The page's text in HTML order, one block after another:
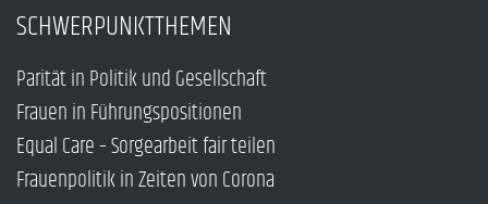
SCHWERPUNKTTHEMEN
Parität in Politik und Gesellschaft
Frauen in Führungspositionen
Equal Care – Sorgearbeit fair teilen
Frauenpolitik in Zeiten von Corona